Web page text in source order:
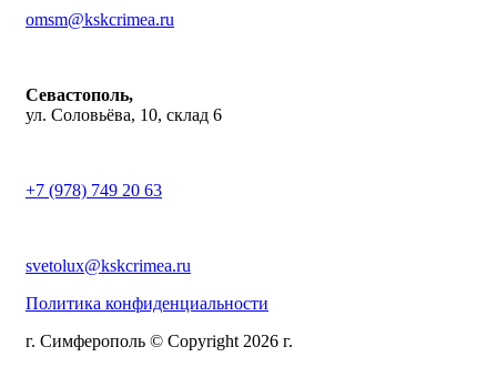
omsm@kskcrimea.ru
Севастополь,
ул. Соловьёва, 10, склад 6
+7 (978) 749 20 63
svetolux@kskcrimea.ru
Политика конфиденциальности
г. Симферополь © Copyright 2026 г.